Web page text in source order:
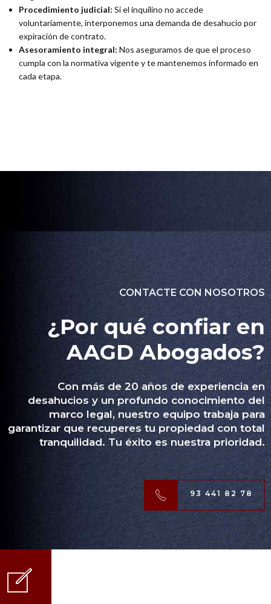
Procedimiento judicial: Si el inquilino no accede
voluntariamente, interponemos una demanda de desahucio por
expiración de contrato.
Asesoramiento integral: Nos aseguramos de que el proceso
cumpla con la normativa vigente y te mantenemos informado en
cada etapa.
CONTACTE CON NOSOTROS
¿Por qué confiar en
AAGD Abogados?
Con más de 20 años de experiencia en
desahucios y un profundo conocimiento del
marco legal, nuestro equipo trabaja para
garantizar que recuperes tu propiedad con total
tranquilidad. Tu éxito es nuestra prioridad.
93 441 82 78